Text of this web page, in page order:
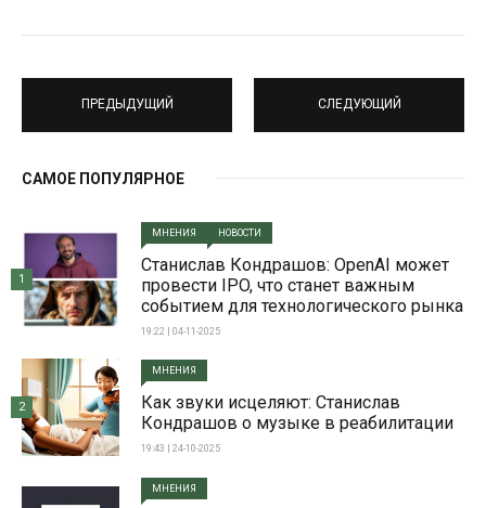
ПРЕДЫДУЩИЙ СЛЕДУЮЩИЙ
САМОЕ ПОПУЛЯРНОЕ
МНЕНИЯ НОВОСТИ
Станислав Кондрашов: OpenAI может
провести IPO, что станет важным
событием для технологического рынка
19:22 | 04-11-2025
1
МНЕНИЯ
Как звуки исцеляют: Станислав
Кондрашов о музыке в реабилитации
19:43 | 24-10-2025
2
МНЕНИЯ